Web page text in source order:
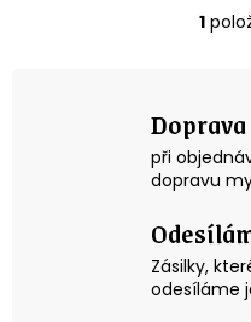
1
při
dopravu
Zásilky,
odesíláme